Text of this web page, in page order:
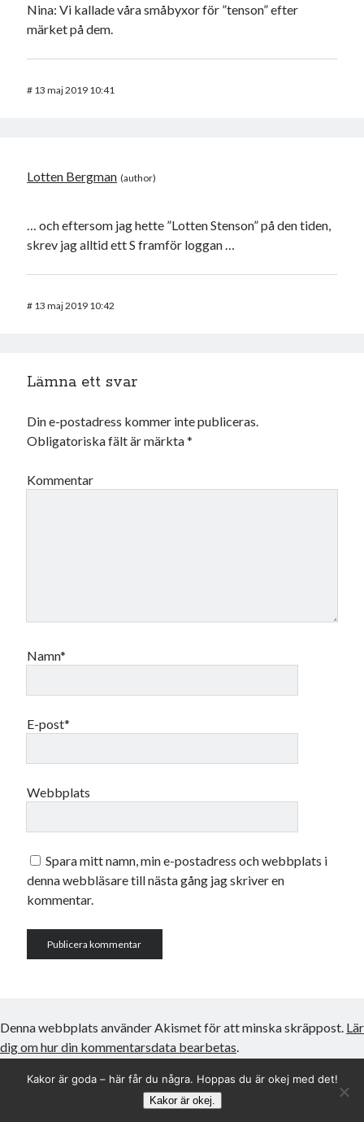
Nina: Vi kallade våra småbyxor för ”tenson” efter
märket på dem.
# 13 maj 2019 10:41
Lotten Bergman
… och eftersom jag hette ”Lotten Stenson” på den tiden,
skrev jag alltid ett S framför loggan …
# 13 maj 2019 10:42
Lämna ett svar
Din e-postadress kommer inte publiceras.
Obligatoriska fält är märkta*
Kommentar
Namn*
E-post*
Webbplats
Spara mitt namn, min e-postadress och webbplats i
denna webbläsare till nästa gång jag skriver en
kommentar.
Denna webbplats använder Akismet för att minska skräppost. Lär
dig om hur din kommentarsdata bearbetas.
Kakor är goda – här får du några. Hoppas du är okej med det!
Kakor är okej.